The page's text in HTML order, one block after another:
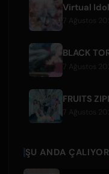
ŞU ANDA ÇALIYOR